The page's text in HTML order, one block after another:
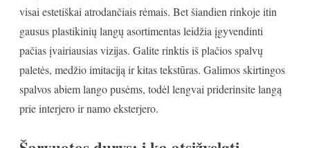
visai estetiškai atrodančiais rėmais. Bet šiandien rinkoje itin
gausus plastikinių langų asortimentas leidžia įgyvendinti
pačias įvairiausias vizijas. Galite rinktis iš plačios spalvų
paletės, medžio imitaciją ir kitas tekstūras. Galimos skirtingos
spalvos abiem lango pusėms, todėl lengvai priderinsite langą
prie interjero ir namo eksterjero.